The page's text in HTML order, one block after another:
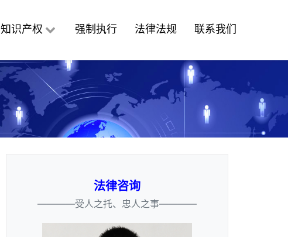
知识产权 强制执行 法律法规 联系我们
法律咨询
————受人之托、忠人之事————